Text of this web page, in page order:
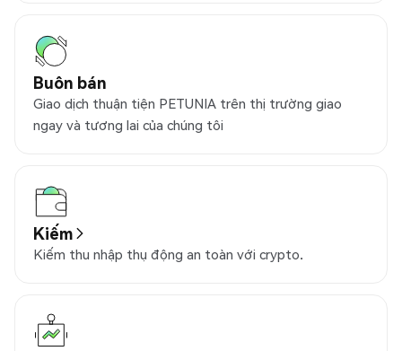
Buôn bán
Giao dịch thuận tiện PETUNIA trên thị trường giao
ngay và tương lai của chúng tôi
Kiếm
Kiếm thu nhập thụ động an toàn với crypto.